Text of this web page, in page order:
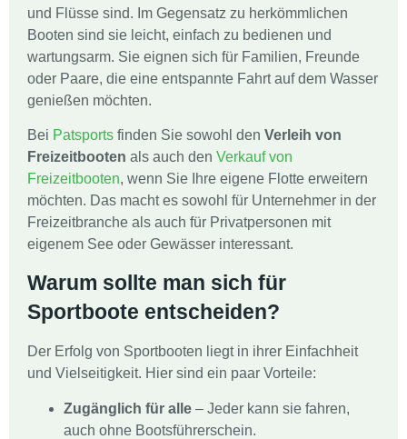
und Flüsse sind. Im Gegensatz zu herkömmlichen
Booten sind sie leicht, einfach zu bedienen und
wartungsarm. Sie eignen sich für Familien, Freunde
oder Paare, die eine entspannte Fahrt auf dem Wasser
genießen möchten.
Bei Patsports finden Sie sowohl den Verleih von
Freizeitbooten als auch den Verkauf von
Freizeitbooten, wenn Sie Ihre eigene Flotte erweitern
möchten. Das macht es sowohl für Unternehmer in der
Freizeitbranche als auch für Privatpersonen mit
eigenem See oder Gewässer interessant.
Warum sollte man sich für
Sportboote entscheiden?
Der Erfolg von Sportbooten liegt in ihrer Einfachheit
und Vielseitigkeit. Hier sind ein paar Vorteile:
Zugänglich für alle – Jeder kann sie fahren,
auch ohne Bootsführerschein.